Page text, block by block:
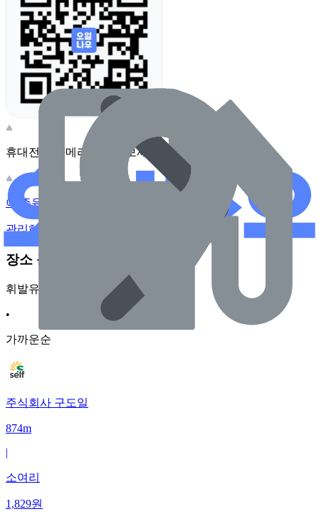
휴대전화 카메라로 찍어보세요
이 주유소의 사장님이신가요?
관리하기
장소 근처 주유소
휘발유
•
가까운순
주식회사 구도일
874m
|
소여리
1,829원